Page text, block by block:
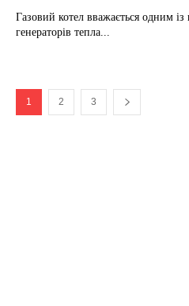
Газовий котел вважається одним
генераторів тепла...
1 2 3